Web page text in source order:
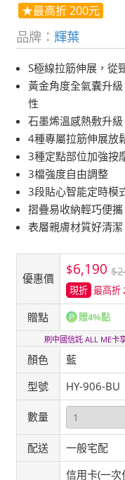
★最高折 200元
品牌： 輝葉
S極線拉筋伸展，從
黃金角度全氣囊升
性
石墨烯溫感熱敷升
4種專屬拉筋伸展放
3種定點部位加強按
3檔強度自由調整
3段貼心智能定時模
摺疊易收納輕巧便攜
表層親膚材質好清潔
優惠價
$6,190
現折 最高折
贈點 贈4%點
刷中國信託 ALL ME卡
顏色
藍
型號
HY-906-BU
數量
配送 一般宅配
信用卡(一次